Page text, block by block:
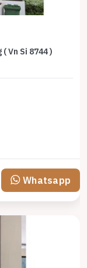
Vn Si 8744 )
Whatsapp